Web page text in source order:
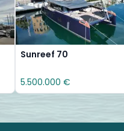
Sunreef 70
5.500.000 €